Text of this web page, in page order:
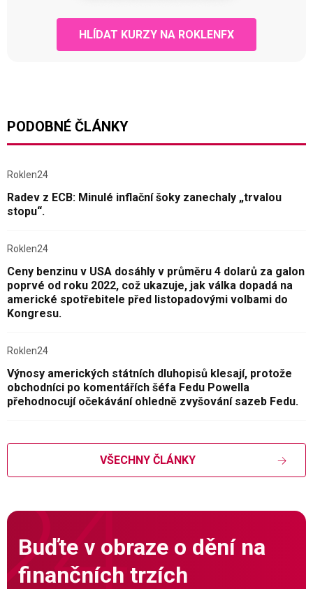
HLÍDAT KURZY NA ROKLENFX
PODOBNÉ ČLÁNKY
Roklen24
Radev z ECB: Minulé inflační šoky zanechaly „trvalou
stopu“.
Roklen24
Ceny benzinu v USA dosáhly v průměru 4 dolarů za galon
poprvé od roku 2022, což ukazuje, jak válka dopadá na
americké spotřebitele před listopadovými volbami do
Kongresu.
Roklen24
Výnosy amerických státních dluhopisů klesají, protože
obchodníci po komentářích šéfa Fedu Powella
přehodnocují očekávání ohledně zvyšování sazeb Fedu.
VŠECHNY ČLÁNKY
Buďte v obraze o dění na
finančních trzích